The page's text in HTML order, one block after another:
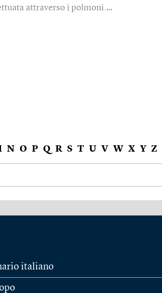
attraverso i polmoni.…
N O P Q R S T U V W X Y Z
italiano